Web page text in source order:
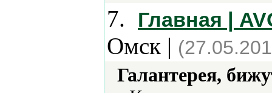
7. Главная |
Омск |
Галантерея,